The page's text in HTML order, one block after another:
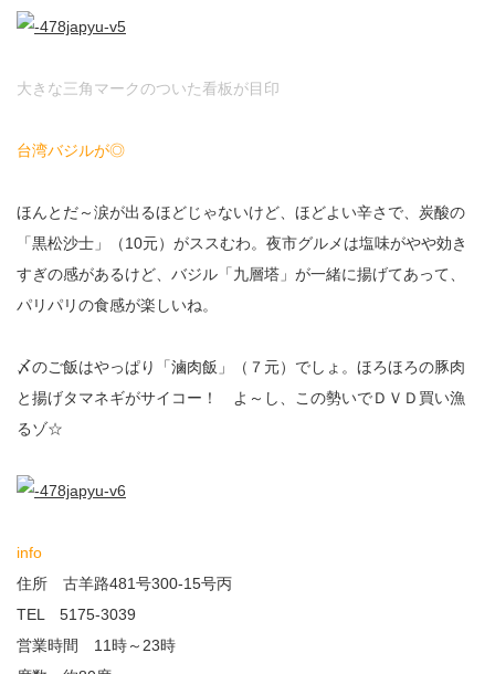
大きな三角マークのついた看板が目印
台湾バジルが◎
ほんとだ～涙が出るほどじゃないけど、ほどよい辛さで、炭酸の
「黒松沙士」（10元）がススむわ。夜市グルメは塩味がやや効き
すぎの感があるけど、バジル「九層塔」が一緒に揚げてあって、
パリパリの食感が楽しいね。
〆のご飯はやっぱり「滷肉飯」（７元）でしょ。ほろほろの豚肉
と揚げタマネギがサイコー！ よ～し、この勢いでＤＶＤ買い漁
るゾ☆
info
住所 古羊路481号300-15号丙
TEL 5175-3039
営業時間 11時～23時